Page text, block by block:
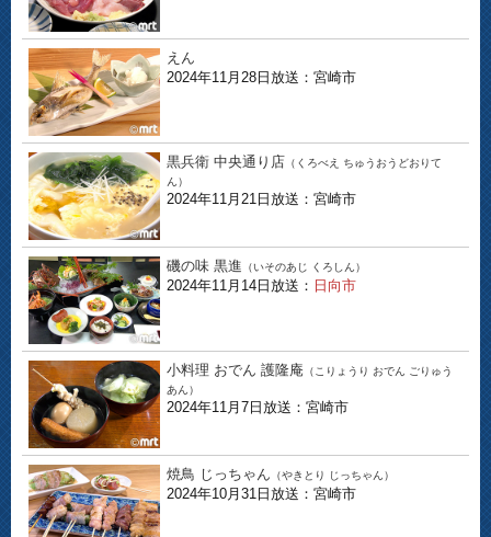
えん
2024年11月28日放送：宮崎市
黒兵衛 中央通り店 （くろべえ ちゅうおうどおりて
ん）
2024年11月21日放送：宮崎市
磯の味 黒進 （いそのあじ くろしん）
2024年11月14日放送： 日向市
小料理 おでん 護隆庵 （こりょうり おでん ごりゅう
あん）
2024年11月7日放送：宮崎市
焼鳥 じっちゃん （やきとり じっちゃん）
2024年10月31日放送：宮崎市